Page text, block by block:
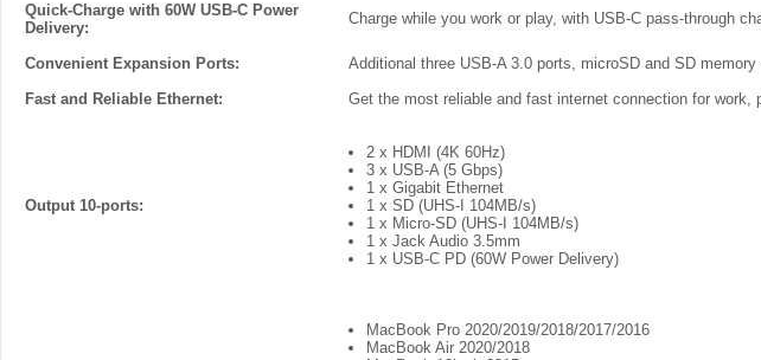
Quick-Charge with 60W USB-C Power
Delivery:
Charge while you work or play, with USB-C pass-through
Convenient Expansion Ports:
Additional three USB-A 3.0 ports, microSD and SD
Fast and Reliable Ethernet:
Get the most reliable and fast internet connection for work,
Output 10-ports:
2 x HDMI (4K 60Hz)
3 x USB-A (5 Gbps)
1 x Gigabit Ethernet
1 x SD (UHS-I 104MB/s)
1 x Micro-SD (UHS-I 104MB/s)
1 x Jack Audio 3.5mm
1 x USB-C PD (60W Power Delivery)
MacBook Pro 2020/2019/2018/2017/2016
MacBook Air 2020/2018